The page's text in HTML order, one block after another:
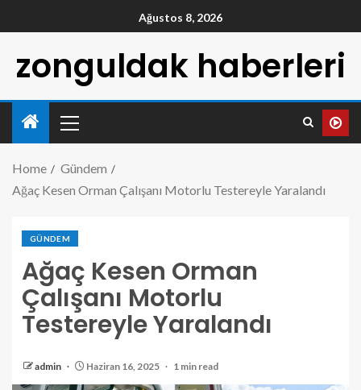
Ağustos 8, 2026
zonguldak haberleri
Home
Gündem
Ağaç Kesen Orman Çalışanı Motorlu Testereyle Yaralandı
GÜNDEM
Ağaç Kesen Orman
Çalışanı Motorlu
Testereyle Yaralandı
admin Haziran 16, 2025 1 min read